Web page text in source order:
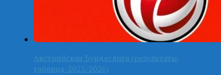
Австрийская Бундеслига (результаты,
таблица-2025/2026)